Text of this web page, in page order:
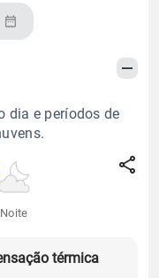
dia e períodos de
Noite
térmica